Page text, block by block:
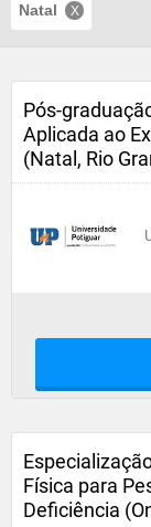
Natal
Pós-
Aplicada ao
(Natal, Rio
Física para
Deficiência